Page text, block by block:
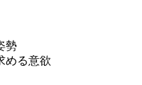
勢
める意欲